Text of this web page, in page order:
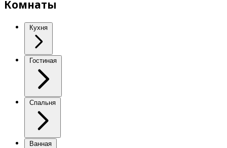
Комнаты
Кухня
Гостиная
Спальня
Ванная